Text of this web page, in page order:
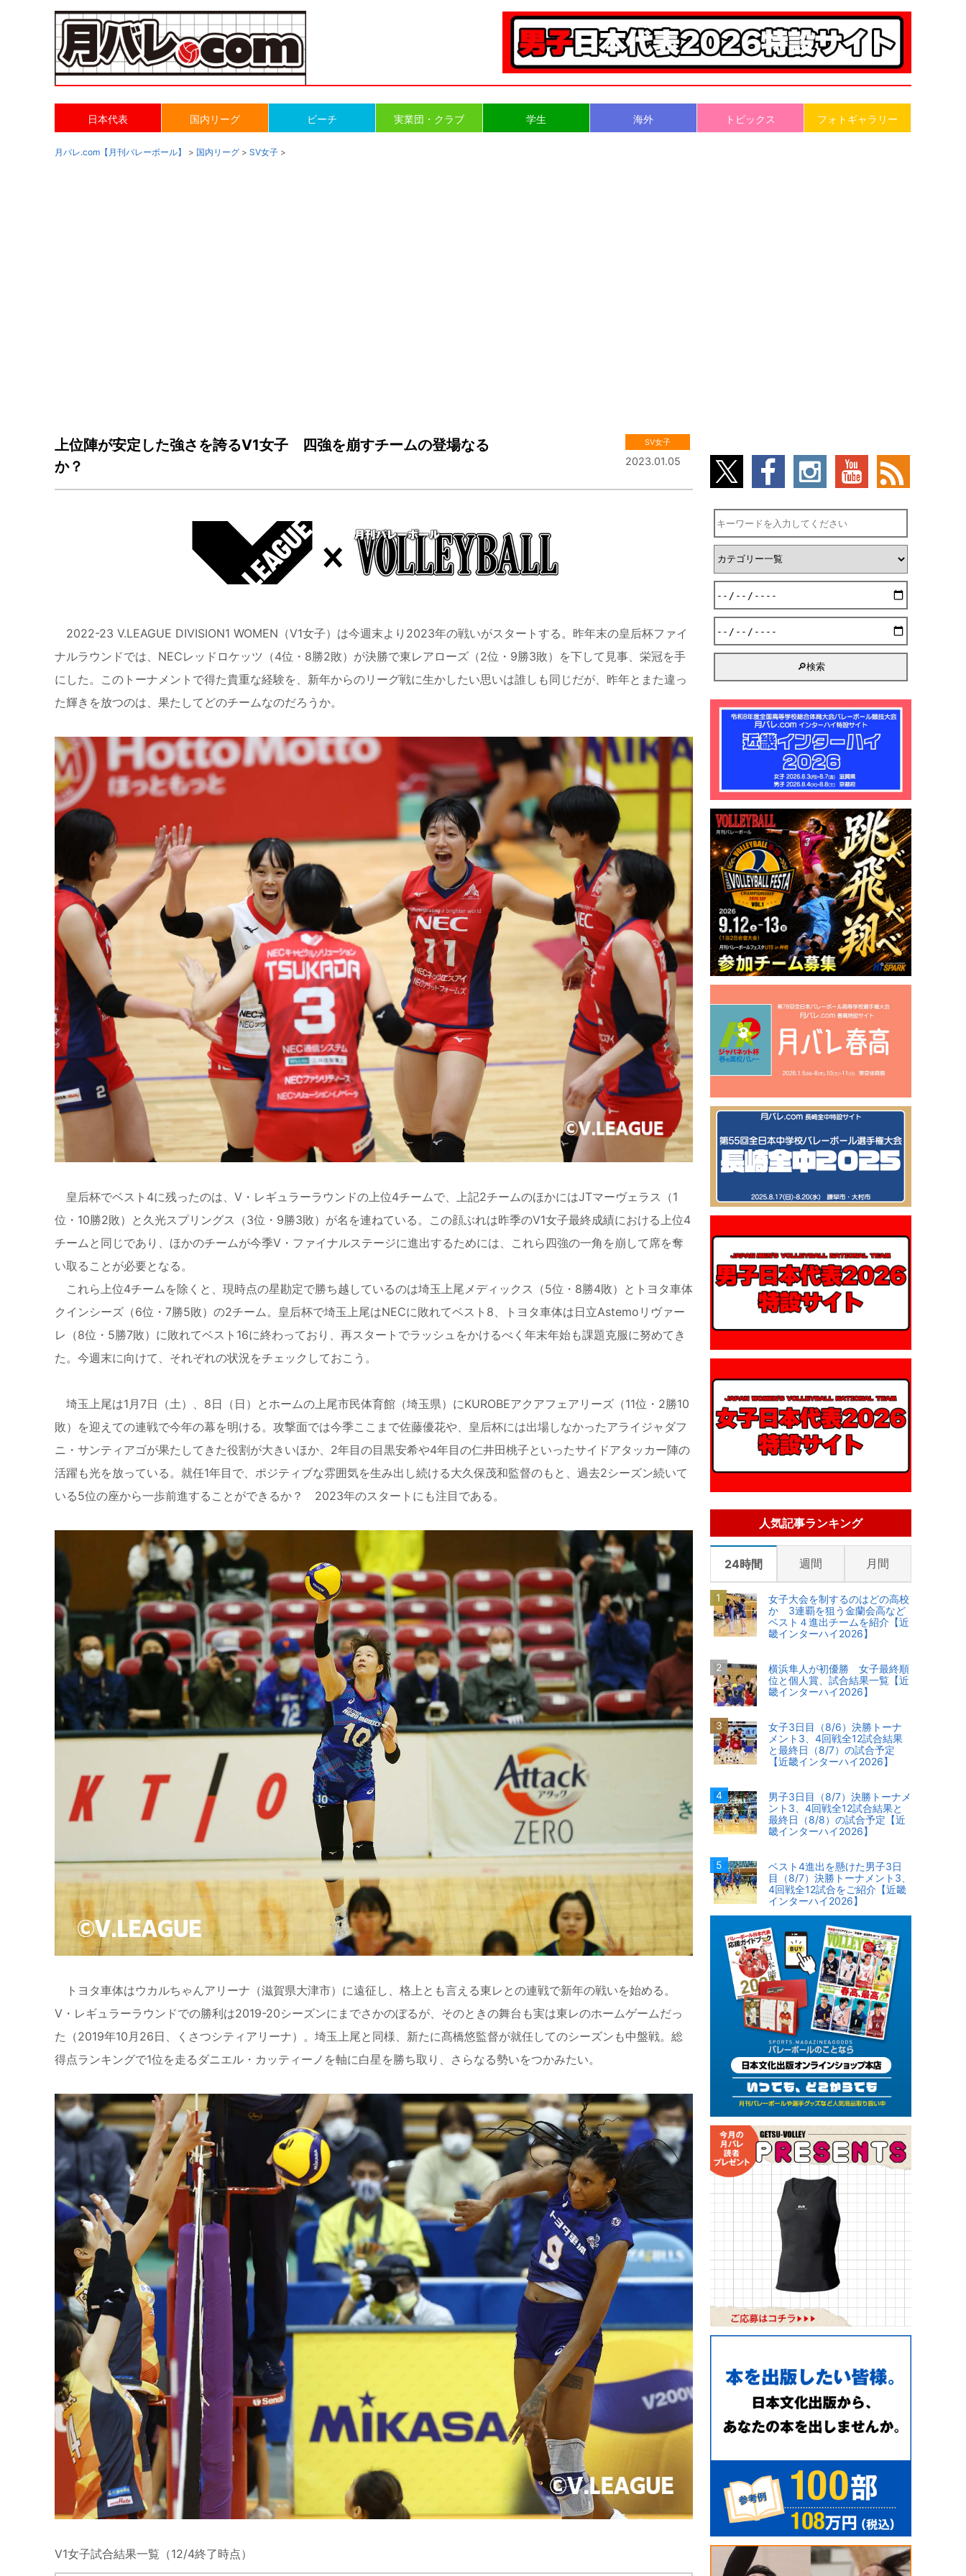
日本代表 国内リーグ ビーチ 実業団・クラブ 学生 海外 トピックス フォトギャラリー
月バレ.com【月刊バレーボール】 > 国内リーグ > SV女子 >
上位陣が安定した強さを誇るV1女子 四強を崩すチームの登場なる
か？
SV女子
2023.01.05
2022-23 V.LEAGUE DIVISION1 WOMEN（V1女子）は今週末より2023年の戦いがスタートする。昨年末の皇后杯ファイ
ナルラウンドでは、NECレッドロケッツ（4位・8勝2敗）が決勝で東レアローズ（2位・9勝3敗）を下して見事、栄冠を手
にした。このトーナメントで得た貴重な経験を、新年からのリーグ戦に生かしたい思いは誰しも同じだが、昨年とまた違っ
た輝きを放つのは、果たしてどのチームなのだろうか。
皇后杯でベスト4に残ったのは、V・レギュラーラウンドの上位4チームで、上記2チームのほかにはJTマーヴェラス（1
位・10勝2敗）と久光スプリングス（3位・9勝3敗）が名を連ねている。この顔ぶれは昨季のV1女子最終成績における上位4
チームと同じであり、ほかのチームが今季V・ファイナルステージに進出するためには、これら四強の一角を崩して席を奪
い取ることが必要となる。
これら上位4チームを除くと、現時点の星勘定で勝ち越しているのは埼玉上尾メディックス（5位・8勝4敗）とトヨタ車体
クインシーズ（6位・7勝5敗）の2チーム。皇后杯で埼玉上尾はNECに敗れてベスト8、トヨタ車体は日立Astemoリヴァー
レ（8位・5勝7敗）に敗れてベスト16に終わっており、再スタートでラッシュをかけるべく年末年始も課題克服に努めてき
た。今週末に向けて、それぞれの状況をチェックしておこう。
埼玉上尾は1月7日（土）、8日（日）とホームの上尾市民体育館（埼玉県）にKUROBEアクアフェアリーズ（11位・2勝10
敗）を迎えての連戦で今年の幕を明ける。攻撃面では今季ここまで佐藤優花や、皇后杯には出場しなかったアライジャダフ
ニ・サンティアゴが果たしてきた役割が大きいほか、2年目の目黒安希や4年目の仁井田桃子といったサイドアタッカー陣の
活躍も光を放っている。就任1年目で、ポジティブな雰囲気を生み出し続ける大久保茂和監督のもと、過去2シーズン続いて
いる5位の座から一歩前進することができるか？ 2023年のスタートにも注目である。
トヨタ車体はウカルちゃんアリーナ（滋賀県大津市）に遠征し、格上とも言える東レとの連戦で新年の戦いを始める。
V・レギュラーラウンドでの勝利は2019-20シーズンにまでさかのぼるが、そのときの舞台も実は東レのホームゲームだっ
た（2019年10月26日、くさつシティアリーナ）。埼玉上尾と同様、新たに髙橋悠監督が就任してのシーズンも中盤戦。総
得点ランキングで1位を走るダニエル・カッティーノを軸に白星を勝ち取り、さらなる勢いをつかみたい。
V1女子試合結果一覧（12/4終了時点）
人気記事ランキング
24時間 週間 月間
女子大会を制するのはどの高校
か 3連覇を狙う金蘭会高など
ベスト４進出チームを紹介【近
畿インターハイ2026】
横浜隼人が初優勝 女子最終順
位と個人賞、試合結果一覧【近
畿インターハイ2026】
女子3日目（8/6）決勝トーナ
メント3、4回戦全12試合結果
と最終日（8/7）の試合予定
【近畿インターハイ2026】
男子3日目（8/7）決勝トーナメ
ント3、4回戦全12試合結果と
最終日（8/8）の試合予定【近
畿インターハイ2026】
ベスト4進出を懸けた男子3日
目（8/7）決勝トーナメント3、
4回戦全12試合をご紹介【近畿
インターハイ2026】